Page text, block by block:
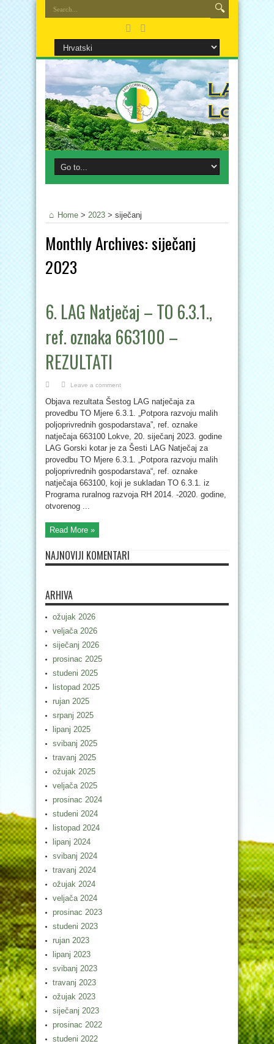
Home > 2023 > siječanj
Monthly Archives:siječanj
2023
6. LAG Natječaj – TO 6.3.1.,
ref. oznaka 663100 –
REZULTATI
Leave a comment
Objava rezultata Šestog LAG natječaja za
provedbu TO Mjere 6.3.1. „Potpora razvoju malih
poljoprivrednih gospodarstava”, ref. oznake
natječaja 663100 Lokve, 20. siječanj 2023. godine
LAG Gorski kotar je za Šesti LAG Natječaj za
provedbu TO Mjere 6.3.1. „Potpora razvoju malih
poljoprivrednih gospodarstava“, ref. oznake
natječaja 663100, koji je sukladan TO 6.3.1. iz
Programa ruralnog razvoja RH 2014. -2020. godine,
otvorenog ...
Read More »
NAJNOVIJI KOMENTARI
ARHIVA
ožujak 2026
veljača 2026
siječanj 2026
prosinac 2025
studeni 2025
listopad 2025
rujan 2025
srpanj 2025
lipanj 2025
svibanj 2025
travanj 2025
ožujak 2025
veljača 2025
prosinac 2024
studeni 2024
listopad 2024
lipanj 2024
svibanj 2024
travanj 2024
ožujak 2024
veljača 2024
prosinac 2023
studeni 2023
rujan 2023
lipanj 2023
svibanj 2023
travanj 2023
ožujak 2023
siječanj 2023
prosinac 2022
studeni 2022